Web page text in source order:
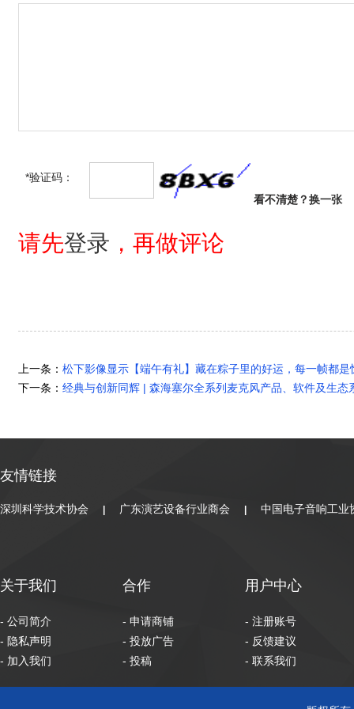
*验证码：
看不清楚？换一张
请先登录 ，再做评论
上一条： 松下影像显示【端午有礼】藏在粽子里的好运，每一帧都
下一条： 经典与创新同辉 | 森海塞尔全系列麦克风产品、软件及生态
友情链接
深圳科学技术协会 广东演艺设备行业商会 中国电子音响工业
关于我们
- 公司简介
- 隐私声明
- 加入我们
合作
- 申请商铺
- 投放广告
- 投稿
用户中心
- 注册账号
- 反馈建议
- 联系我们